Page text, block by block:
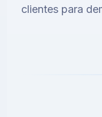
clientes para